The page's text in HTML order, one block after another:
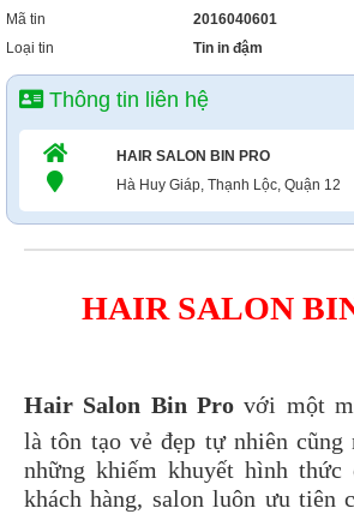
Mã tin
2016040601
Loại tin
Tin in đậm
Thông tin liên hệ
HAIR SALON BIN PRO
Hà Huy Giáp, Thạnh Lộc, Quận 12
HAIR SALON
Hair Salon Bin Pro với một
là tôn tạo vẻ đẹp tự nhiên cũng
những khiếm khuyết hình thức
khách hàng, salon luôn ưu tiên